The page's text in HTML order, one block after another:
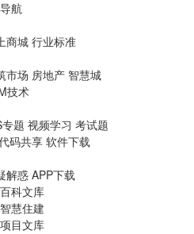
导航
商城 行业标准
市场 房地产 智慧城
技术
题 视频学习 考试题
码共享 软件下载
解惑 APP下载
百科文库
智慧住建
项目文库